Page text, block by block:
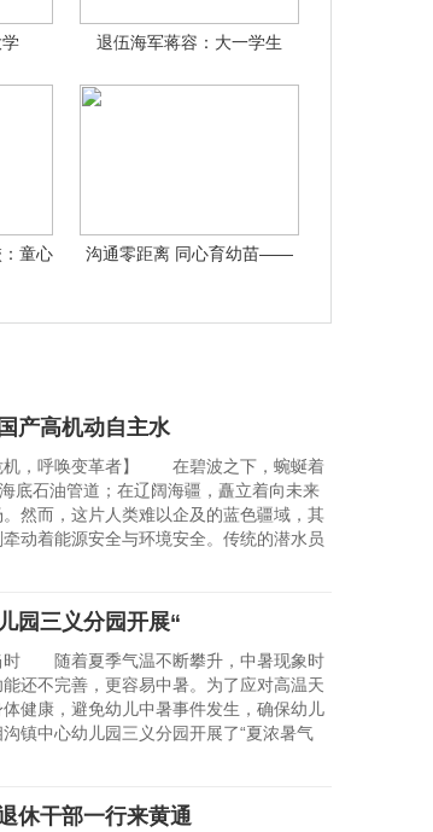
退伍海军蒋容：大一学生
童心
沟通零距离 同心育幼苗——
产高机动自主水
，呼唤变革者】 在碧波之下，蜿蜒着
底石油管道；在辽阔海疆，矗立着向未来
然而，这片人类难以企及的蓝色疆域，其
动着能源安全与环境安全。传统的潜水员
园三义分园开展“
随着夏季气温不断攀升，中暑现象时
还不完善，更容易中暑。为了应对高温天
健康，避免幼儿中暑事件发生，确保幼儿
镇中心幼儿园三义分园开展了“夏浓暑气
休干部一行来黄通